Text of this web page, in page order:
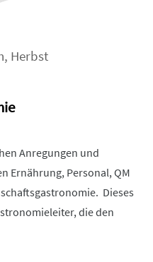
, Herbst
Anregungen und
Ernährung, Personal, QM
Dieses
die den